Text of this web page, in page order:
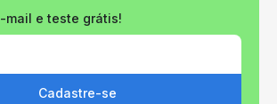
mail e teste grátis!
Cadastre-se